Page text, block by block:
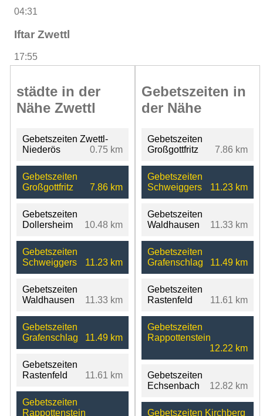
04:31
Iftar Zwettl
17:55
städte in der
Nähe Zwettl
Gebetszeiten Zwettl-
Niederös
0.75 km
Gebetszeiten
Großgottfritz
7.86 km
Gebetszeiten
Dollersheim
10.48 km
Gebetszeiten
Schweiggers
11.23 km
Gebetszeiten
Waldhausen
11.33 km
Gebetszeiten
Grafenschlag
11.49 km
Gebetszeiten
Rastenfeld
11.61 km
Gebetszeiten
Rappottenstein
Gebetszeiten in
der Nähe
Gebetszeiten
Großgottfritz
7.86 km
Gebetszeiten
Schweiggers
11.23 km
Gebetszeiten
Waldhausen
11.33 km
Gebetszeiten
Grafenschlag
11.49 km
Gebetszeiten
Rastenfeld
11.61 km
Gebetszeiten
Rappottenstein
12.22 km
Gebetszeiten
Echsenbach
12.82 km
Gebetszeiten Kirchberg